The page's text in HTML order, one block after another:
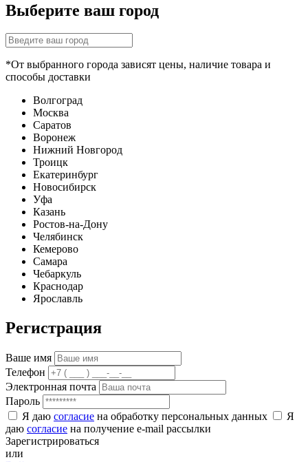
Выберите ваш город
*От выбранного города зависят цены, наличие товара и
способы доставки
Волгоград
Москва
Саратов
Воронеж
Нижний Новгород
Троицк
Екатеринбург
Новосибирск
Уфа
Казань
Ростов-на-Дону
Челябинск
Кемерово
Самара
Чебаркуль
Краснодар
Ярославль
Регистрация
Ваше имя
Телефон
Электронная почта
Пароль
Я даю согласие на обработку персональных данных
Я
даю согласие на получение e-mail рассылки
Зарегистрироваться
или